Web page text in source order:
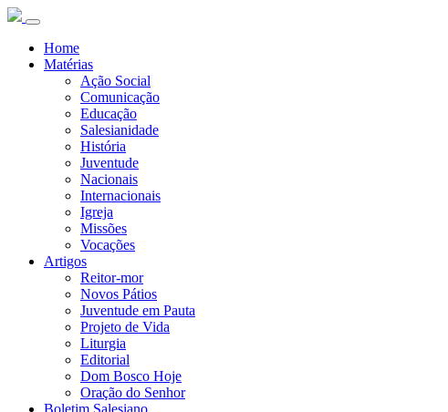
Home
Matérias
Ação Social
Comunicação
Educação
Salesianidade
História
Juventude
Nacionais
Internacionais
Igreja
Missões
Vocações
Artigos
Reitor-mor
Novos Pátios
Juventude em Pauta
Projeto de Vida
Liturgia
Editorial
Dom Bosco Hoje
Oração do Senhor
Boletim Salesiano